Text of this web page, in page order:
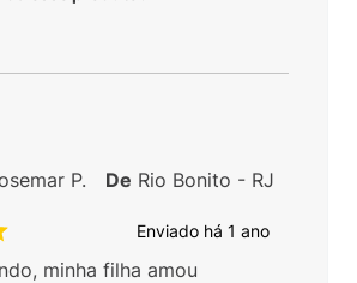
Enviado há 1 ano
minha filha amou
P. De Rio Bonito - RJ